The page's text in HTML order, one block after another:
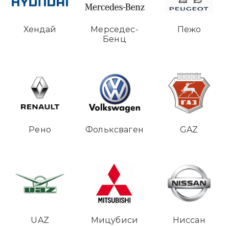
Хендай
Мерседес-
Бенц
Пежо
Рено Фольксваген GAZ
UAZ Мицубиси Ниссан